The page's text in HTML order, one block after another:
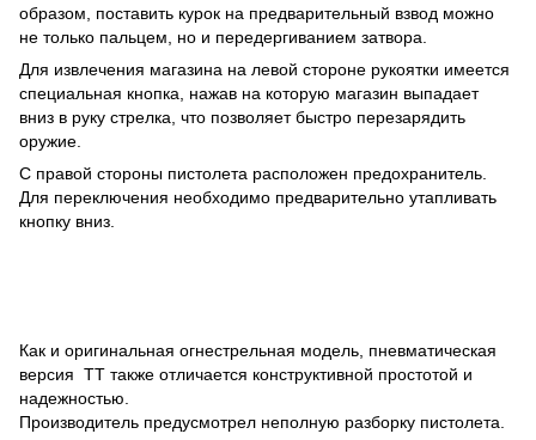
образом, поставить курок на предварительный взвод можно
не только пальцем, но и передергиванием затвора.
Для извлечения магазина на левой стороне рукоятки имеется
специальная кнопка, нажав на которую магазин выпадает
вниз в руку стрелка, что позволяет быстро перезарядить
оружие.
С правой стороны пистолета расположен предохранитель.
Для переключения необходимо предварительно утапливать
кнопку вниз.
Как и оригинальная огнестрельная модель, пневматическая
версия ТТ также отличается конструктивной простотой и
надежностью.
Производитель предусмотрел неполную разборку пистолета.